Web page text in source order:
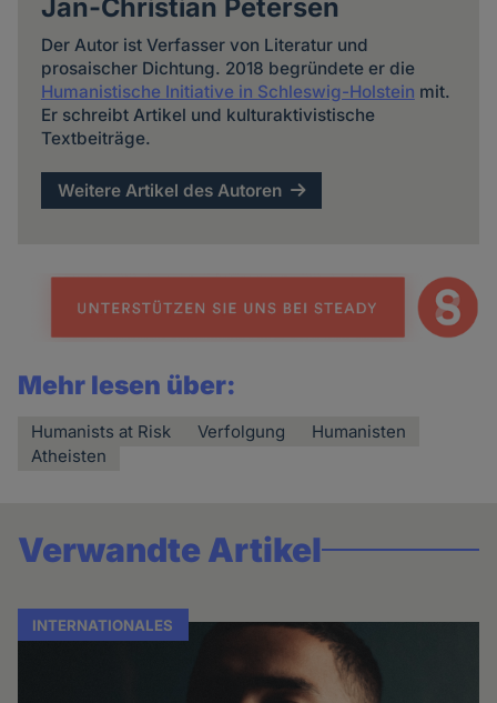
Jan-Christian Petersen
Der Autor ist Verfasser von Literatur und
prosaischer Dichtung. 2018 begründete er die
Humanistische Initiative in Schleswig-Holstein mit.
Er schreibt Artikel und kulturaktivistische
Textbeiträge.
Weitere Artikel des Autoren
Mehr lesen über:
Humanists at Risk Verfolgung
Humanisten
Atheisten
Verwandte Artikel
INTERNATIONALES